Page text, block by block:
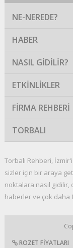
NE-NEREDE?
HABER
NASIL GIDILIR?
ETKINLIKLER
FIRMA REHBERI
TORBALI
Torbalı Rehberi,
sizler için bir araya
noktalara nasıl
haberler ve çok daha
ROZET FIYATLARI